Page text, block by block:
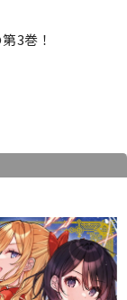
3巻！